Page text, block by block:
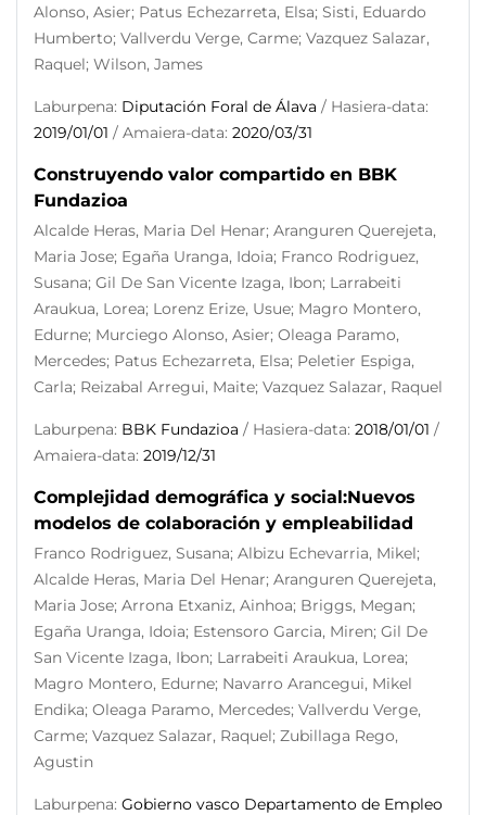
Alonso, Asier; Patus Echezarreta, Elsa; Sisti, Eduardo
Humberto; Vallverdu Verge, Carme; Vazquez Salazar,
Raquel; Wilson, James
Laburpena: Diputación Foral de Álava / Hasiera-data:
2019/01/01 / Amaiera-data: 2020/03/31
Construyendo valor compartido en BBK
Fundazioa
Alcalde Heras, Maria Del Henar; Aranguren Querejeta,
Maria Jose; Egaña Uranga, Idoia; Franco Rodriguez,
Susana; Gil De San Vicente Izaga, Ibon; Larrabeiti
Araukua, Lorea; Lorenz Erize, Usue; Magro Montero,
Edurne; Murciego Alonso, Asier; Oleaga Paramo,
Mercedes; Patus Echezarreta, Elsa; Peletier Espiga,
Carla; Reizabal Arregui, Maite; Vazquez Salazar, Raquel
Laburpena: BBK Fundazioa / Hasiera-data: 2018/01/01 /
Amaiera-data: 2019/12/31
Complejidad demográfica y social:Nuevos
modelos de colaboración y empleabilidad
Franco Rodriguez, Susana; Albizu Echevarria, Mikel;
Alcalde Heras, Maria Del Henar; Aranguren Querejeta,
Maria Jose; Arrona Etxaniz, Ainhoa; Briggs, Megan;
Egaña Uranga, Idoia; Estensoro Garcia, Miren; Gil De
San Vicente Izaga, Ibon; Larrabeiti Araukua, Lorea;
Magro Montero, Edurne; Navarro Arancegui, Mikel
Endika; Oleaga Paramo, Mercedes; Vallverdu Verge,
Carme; Vazquez Salazar, Raquel; Zubillaga Rego,
Agustin
Laburpena: Gobierno vasco Departamento de Empleo